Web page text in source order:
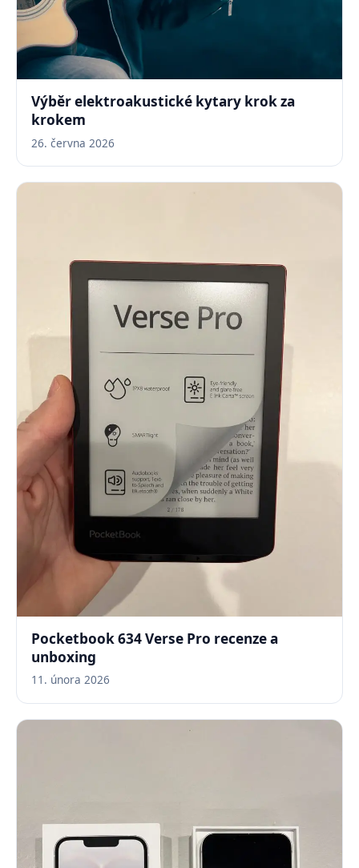
Výběr elektroakustické kytary krok za
krokem
26. června 2026
Pocketbook 634 Verse Pro recenze a
unboxing
11. února 2026